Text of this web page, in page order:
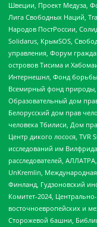
Швеции, Проект Медуза,
Лига Свободных Наций,
Народов ПостРоссии,
Solidarus, КрымSOS,
управления, Форум
островов Тисима и
Интернешнл, Фонд борьбы
Всемирный фонд природы,
Образовательный дом
Белорусский дом прав
человека Тбилиси, Дом
Центр дикого лосося,
исследований им
расследователей,
UnKremlin,
Финланд, Гудзоновский
Комитет-2024,
восточноевропейских и
Сторожевой башни,